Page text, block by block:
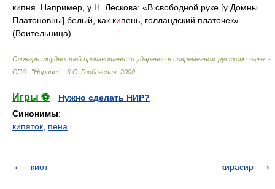
кипня. Например, у Н. Лескова: «В свободной руке [у Домны
Платоновны] белый, как кипень, голландский платочек»
(Воительница).
Словарь трудностей произношения и ударения в современном русском языке. -
СПб.: "Норинт".
К.С. Горбачевич 2000
Игры ⚽
Нужно сделать НИР?
Синонимы:
кипяток пена
киот кирасир